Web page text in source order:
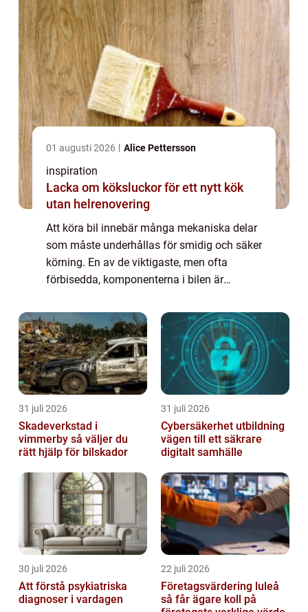
01 augusti 2026 Alice Pettersson
inspiration
Lacka om köksluckor för ett nytt kök
utan helrenovering
Att köra bil innebär många mekaniska delar
som måste underhållas för smidig och säker
körning. En av de viktigaste, men ofta
förbisedda, komponenterna i bilen är
31 juli 2026
Skadeverkstad i
vimmerby så väljer du
rätt hjälp för bilskador
31 juli 2026
Cybersäkerhet utbildning
vägen till ett säkrare
digitalt samhälle
30 juli 2026
Att förstå psykiatriska
diagnoser i vardagen
22 juli 2026
Företagsvärdering luleå
så får ägare koll på